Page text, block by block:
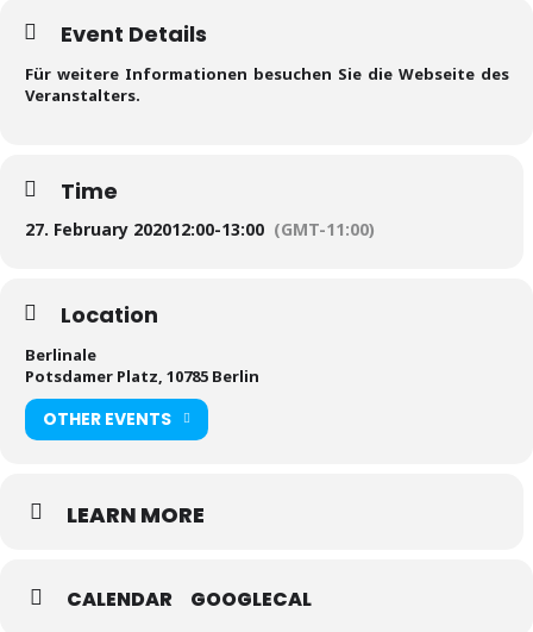
Event Details
Für weitere Informationen besuchen Sie die Webseite des
Veranstalters.
Time
27. February 202012:00-13:00 (GMT-11:00)
Location
Berlinale
Potsdamer Platz, 10785 Berlin
OTHER EVENTS
LEARN MORE
CALENDAR GOOGLECAL